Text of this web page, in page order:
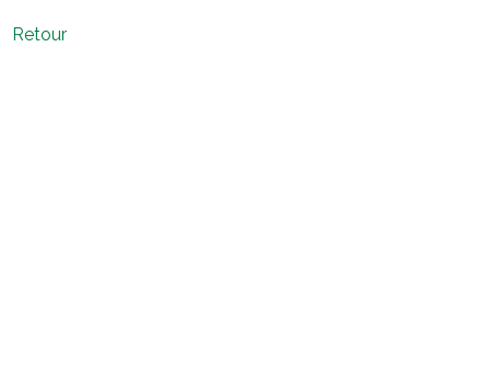
Retour